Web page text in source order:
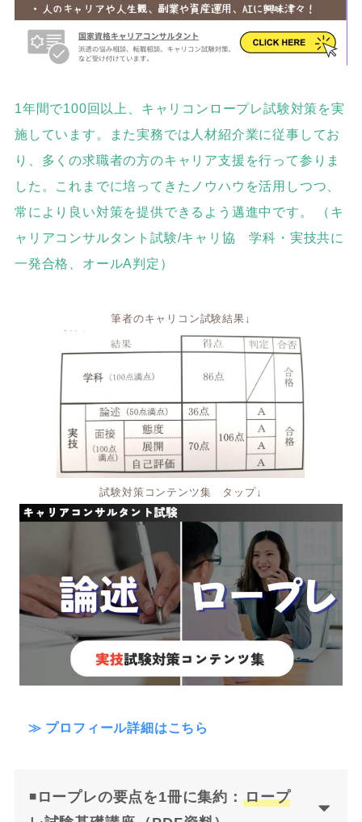
1年間で100回以上、キャリコンロープレ試験対策を実
施しています。また実務では人材紹介業に従事してお
り、多くの求職者の方のキャリア支援を行って参りま
した。これまでに培ってきたノウハウを活用しつつ、
常により良い対策を提供できるよう邁進中です。 （キ
ャリアコンサルタント試験/キャリ協 学科・実技共に
一発合格、オールA判定）
筆者のキャリコン試験結果 ↓
試験対策コンテンツ集 タップ↓
≫ プロフィール詳細はこちら
◾️ ロープレの要点を1冊に集約： ロープ